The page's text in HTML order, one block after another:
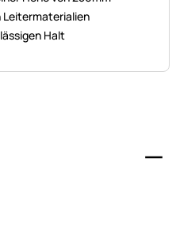
Leitermaterialien
Halt